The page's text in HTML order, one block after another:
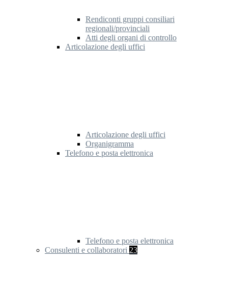
Rendiconti gruppi consiliari
regionali/provinciali
Atti degli organi di controllo
Articolazione degli uffici
Articolazione degli uffici
Organigramma
Telefono e posta elettronica
Telefono e posta elettronica
Consulenti e collaboratori 23